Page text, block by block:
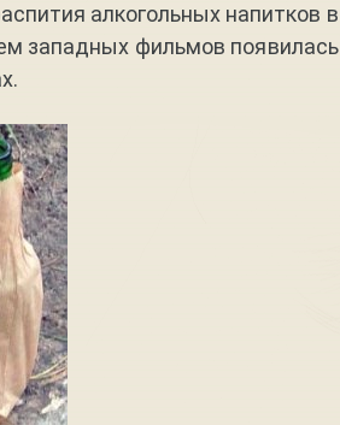
алкогольных напитков в
западных фильмов появилась